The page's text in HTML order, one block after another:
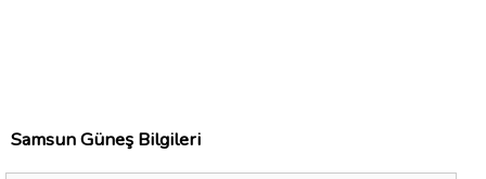
Samsun Güneş Bilgileri